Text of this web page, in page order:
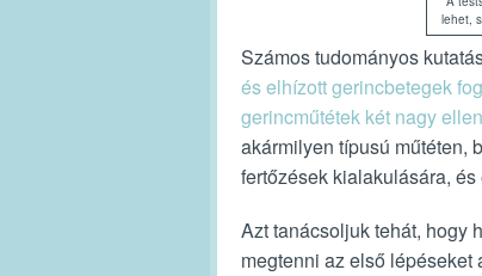
lehet,
Számos tudományos
és elhízott gerincbetegek
gerincműtétek két nagy
akármilyen típusú műtéten,
fertőzések kialakulására,
Azt tanácsoljuk tehát, hogy
megtenni az első